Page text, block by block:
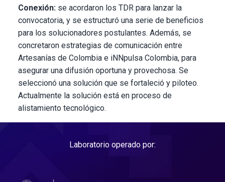
Conexión: se acordaron los TDR para lanzar la
convocatoria, y se estructuró una serie de beneficios
para los solucionadores postulantes. Además, se
concretaron estrategias de comunicación entre
Artesanías de Colombia e iNNpulsa Colombia, para
asegurar una difusión oportuna y provechosa. Se
seleccionó una solución que se fortaleció y piloteo.
Actualmente la solución está en proceso de
alistamiento tecnológico.
Laboratorio operado por: